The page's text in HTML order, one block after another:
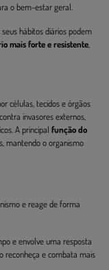
o bem-estar geral.
hábitos diários podem
mais forte e resistente
células, tecidos e órgãos
invasores externos,
A principal função do
mantendo o organismo
e reage de forma
e envolve uma resposta
reconheça e combata mais